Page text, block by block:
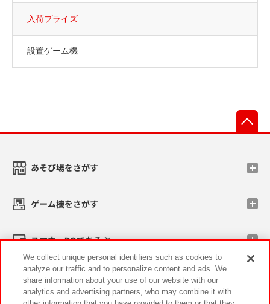
入荷プライズ
設置ゲーム機
あそび場をさがす
ゲーム機をさがす
スマホ・PCであそぶ
イベント・キャンペーン
We collect unique personal identifiers such as cookies to
analyze our traffic and to personalize content and ads. We
share information about your use of our website with our
analytics and advertising partners, who may combine it with